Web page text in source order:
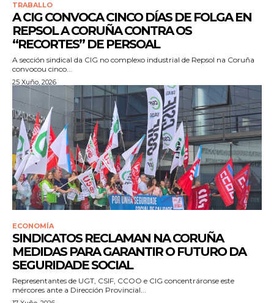
TRABALLO
A CIG CONVOCA CINCO DÍAS DE FOLGA EN
REPSOL A CORUÑA CONTRA OS
“RECORTES” DE PERSOAL
A sección sindical da CIG no complexo industrial de Repsol na Coruña
convocou cinco...
25 Xuño, 2026
ECONOMÍA
SINDICATOS RECLAMAN NA CORUÑA
MEDIDAS PARA GARANTIR O FUTURO DA
SEGURIDADE SOCIAL
Representantes de UGT, CSIF, CCOO e CIG concentráronse este
mércores ante a Dirección Provincial...